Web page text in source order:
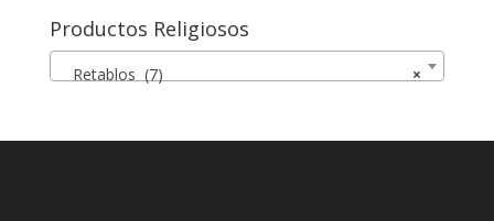
Productos Religiosos
×
Retablos (7)